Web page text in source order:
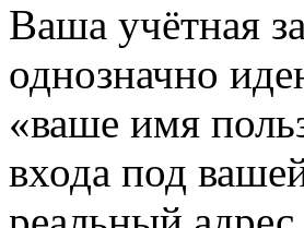
Ваша учётная
однозначно
«ваше имя
входа под